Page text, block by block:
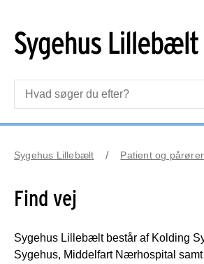
Sygehus Lillebælt Patient og
Find vej
Sygehus Lillebælt består af Kolding
Sygehus, Middelfart Nærhospital